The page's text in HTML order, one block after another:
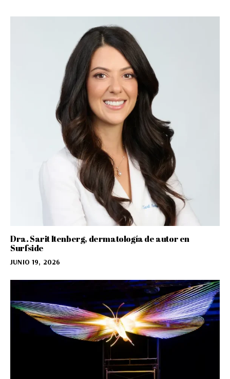
Dra. Sarit Itenberg, dermatología de autor en
Surfside
JUNIO 19, 2026